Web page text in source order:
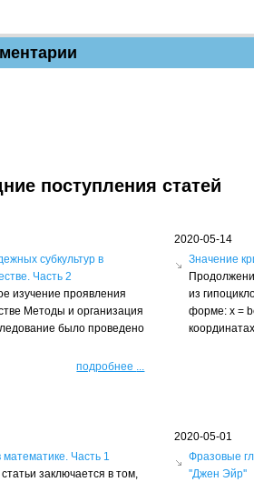
поступления статей
субкультур в
Часть 2
изучение проявления
Методы и организация
было проведено
подробнее ...
2020-05-14
Значение
из
форме: х =
Часть 1
заключается в том,
2020-05-01
Фразовые
''Джен Эйр''